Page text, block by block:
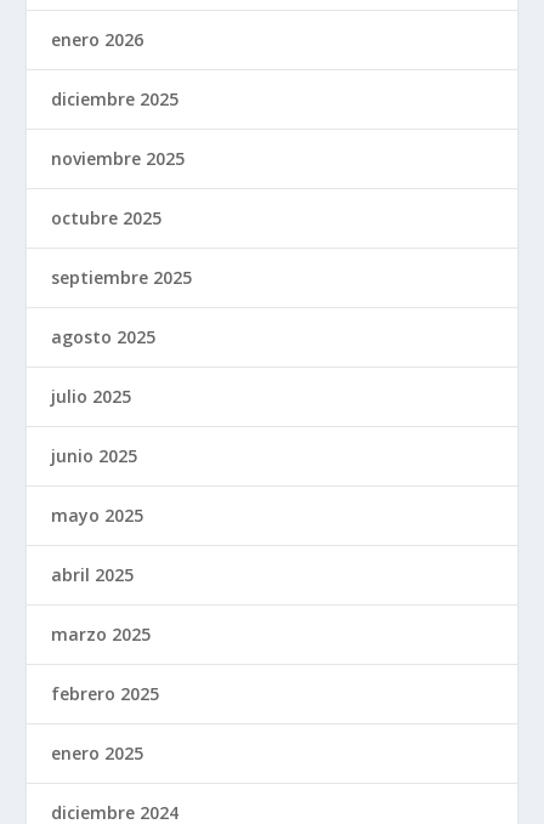
enero 2026
diciembre 2025
noviembre 2025
octubre 2025
septiembre 2025
agosto 2025
julio 2025
junio 2025
mayo 2025
abril 2025
marzo 2025
febrero 2025
enero 2025
diciembre 2024